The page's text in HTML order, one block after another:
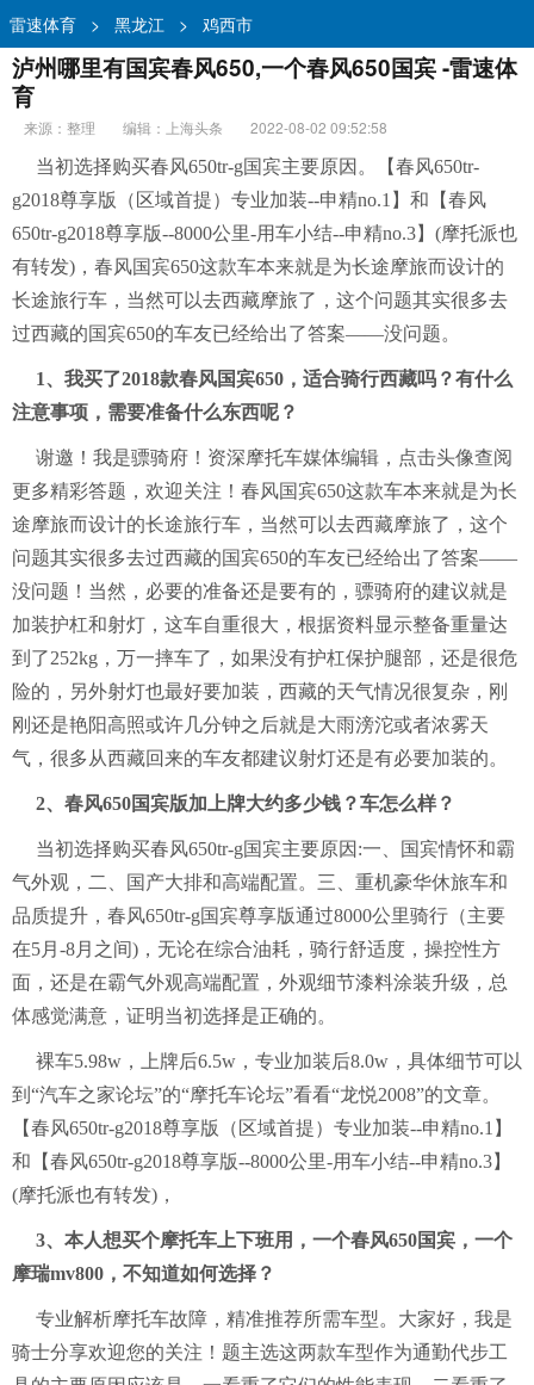
雷速体育 > 黑龙江 > 鸡西市
泸州哪里有国宾春风650,一个春风650国宾 -雷速体
育
来源：整理 编辑：上海头条
2022-08-02 09:52:58
当初选择购买春风650tr-g国宾主要原因。【春风650tr-
g2018尊享版（区域首提）专业加装--申精no.1】和【春风
650tr-g2018尊享版--8000公里-用车小结--申精no.3】(摩托派也
有转发)，春风国宾650这款车本来就是为长途摩旅而设计的
长途旅行车，当然可以去西藏摩旅了，这个问题其实很多去
过西藏的国宾650的车友已经给出了答案——没问题。
1、我买了2018款春风国宾650，适合骑行西藏吗？有什么
注意事项，需要准备什么东西呢？
谢邀！我是骠骑府！资深摩托车媒体编辑，点击头像查阅
更多精彩答题，欢迎关注！春风国宾650这款车本来就是为长
途摩旅而设计的长途旅行车，当然可以去西藏摩旅了，这个
问题其实很多去过西藏的国宾650的车友已经给出了答案——
没问题！当然，必要的准备还是要有的，骠骑府的建议就是
加装护杠和射灯，这车自重很大，根据资料显示整备重量达
到了252kg，万一摔车了，如果没有护杠保护腿部，还是很危
险的，另外射灯也最好要加装，西藏的天气情况很复杂，刚
刚还是艳阳高照或许几分钟之后就是大雨滂沱或者浓雾天
气，很多从西藏回来的车友都建议射灯还是有必要加装的。
2、春风650国宾版加上牌大约多少钱？车怎么样？
当初选择购买春风650tr-g国宾主要原因:一、国宾情怀和霸
气外观，二、国产大排和高端配置。三、重机豪华休旅车和
品质提升，春风650tr-g国宾尊享版通过8000公里骑行（主要
在5月-8月之间)，无论在综合油耗，骑行舒适度，操控性方
面，还是在霸气外观高端配置，外观细节漆料涂装升级，总
体感觉满意，证明当初选择是正确的。
裸车5.98w，上牌后6.5w，专业加装后8.0w，具体细节可以
到“汽车之家论坛”的“摩托车论坛”看看“龙悦2008”的文章。
【春风650tr-g2018尊享版（区域首提）专业加装--申精no.1】
和【春风650tr-g2018尊享版--8000公里-用车小结--申精no.3】
(摩托派也有转发)，
3、本人想买个摩托车上下班用，一个春风650国宾，一个
摩瑞mv800，不知道如何选择？
专业解析摩托车故障，精准推荐所需车型。大家好，我是
骑士分享欢迎您的关注！题主选这两款车型作为通勤代步工